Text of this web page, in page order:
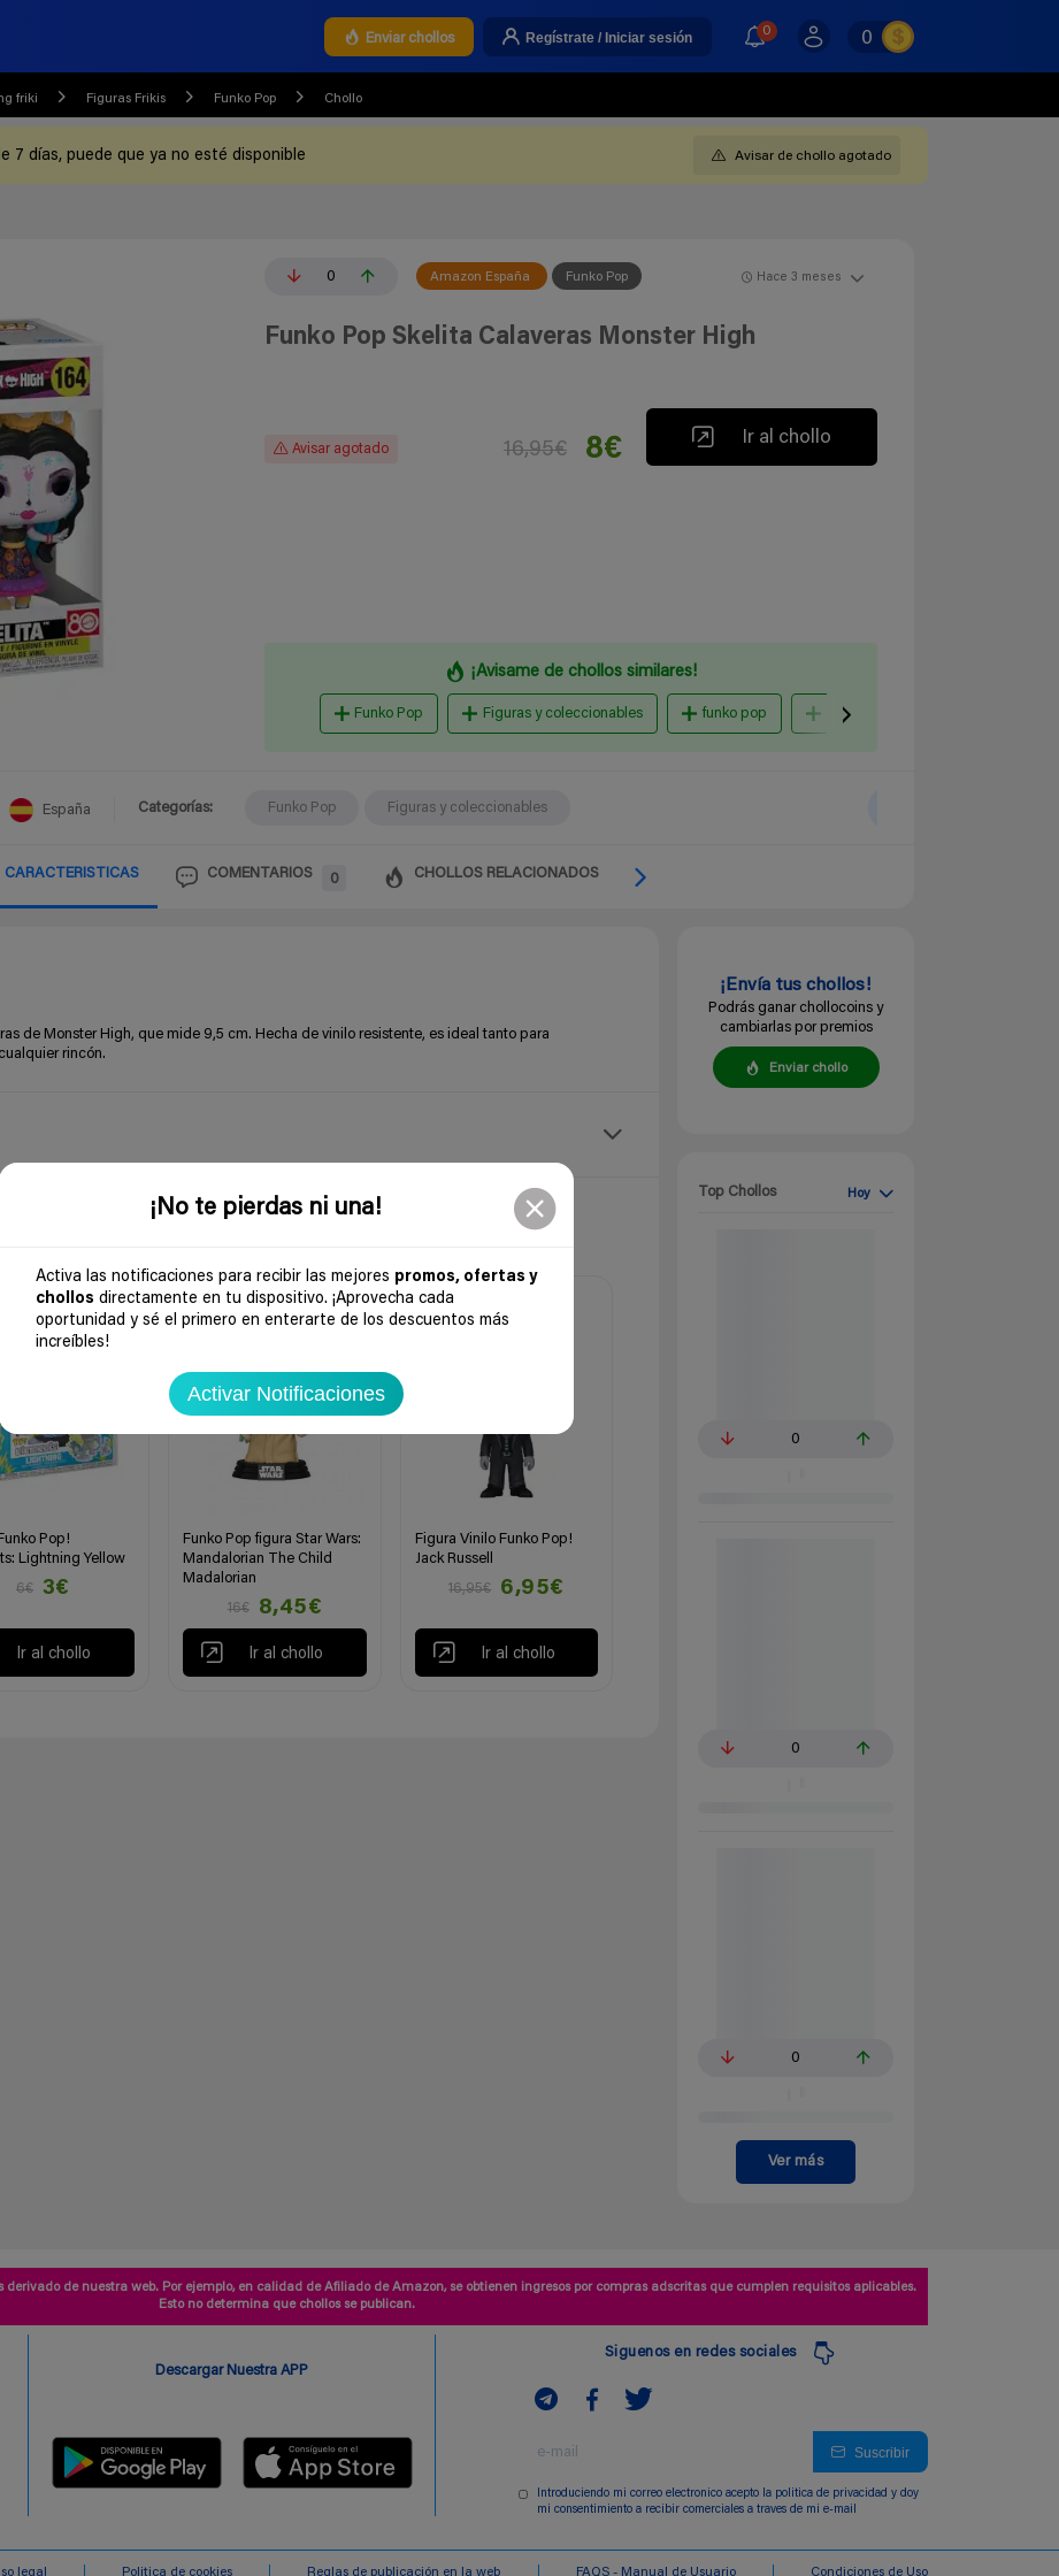
¡No te pierdas ni una!
Activa las notificaciones para recibir las mejores promos, ofertas y
chollos directamente en tu dispositivo. ¡Aprovecha cada
oportunidad y sé el primero en enterarte de los descuentos más
increíbles!
Activar Notificaciones
Enviar chollos Regístrate / Iniciar sesión 0 0
friki Figuras Frikis Funko Pop Chollo
7 días, puede que ya no esté disponible Avisar de chollo agotado
0 Amazon España Funko Pop Hace 3 meses
Funko Pop Skelita Calaveras Monster High
Avisar agotado 16,95€ 8€ Ir al chollo
¡Avisame de chollos similares!
Funko Pop Figuras y coleccionables funko pop Amazon España
España Categorías: Funko Pop Figuras y coleccionables
CARACTERISTICAS COMENTARIOS 0 CHOLLOS RELACIONADOS
de Monster High, que mide 9,5 cm. Hecha de vinilo resistente, es ideal tanto para
rincón.
Pop!
Lightning Yellow
6€
3€
Ir al chollo
-47%
Funko Pop figura Star Wars:
Mandalorian The Child
Madalorian
16€
8,45€
Ir al chollo
-59%
Figura Vinilo Funko Pop!
Jack Russell
16,95€
6,95€
Ir al chollo
¡Envía tus chollos!
Podrás ganar chollocoins y
cambiarlas por premios
Enviar chollo
Top Chollos Hoy
0
0
0
Ver más
de nuestra web. Por ejemplo, en calidad de Afiliado de Amazon, se obtienen ingresos por compras adscritas que cumplen requisitos aplicables.
Esto no determina que chollos se publican.
Descargar Nuestra APP
Siguenos en redes sociales
Suscribir
Introduciendo mi correo electronico acepto la politica de privacidad y doy
mi consentimiento a recibir comerciales a traves de mi e-mail
legal Politica de cookies Reglas de publicación en la web FAQS - Manual de Usuario Condiciones de Uso